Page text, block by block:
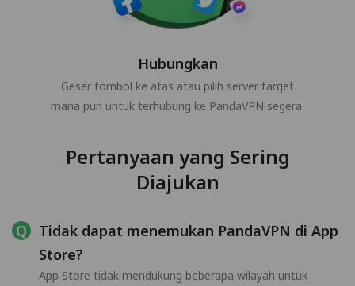
Hubungkan
Geser tombol ke atas atau pilih server target
mana pun untuk terhubung ke PandaVPN segera.
Pertanyaan yang Sering
Diajukan
Tidak dapat menemukan PandaVPN di App
Store?
App Store tidak mendukung beberapa wilayah untuk